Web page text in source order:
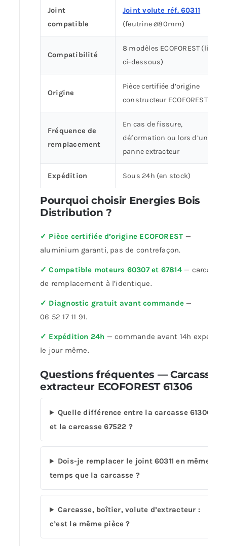
Joint
compatible
Joint volute réf. 60311
(feutrine ⌀80mm)
Compatibilité
8 modèles ECOFOREST (liste
ci-dessous)
Origine
Pièce certifiée d’origine
constructeur ECOFOREST
Fréquence de
remplacement
En cas de fissure,
déformation ou lors d’une
panne extracteur
Expédition Sous 24h (en stock)
Pourquoi choisir Energies Bois
Distribution ?
✓ Pièce certifiée d’origine ECOFOREST —
aluminium garanti, pas de contrefaçon.
✓ Compatible moteurs 60307 et 67814— carcasse
de remplacement à l’identique.
✓ Diagnostic gratuit avant commande—
06 52 17 11 91.
✓ Expédition 24h — commande avant 14h expédiée
le jour même.
Questions fréquentes — Carcasse
extracteur ECOFOREST 61306
Quelle différence entre la carcasse 61306
et la carcasse 67522 ?
Dois-je remplacer le joint 60311 en même
temps que la carcasse ?
Carcasse, boîtier, volute d’extracteur :
c’est la même pièce ?